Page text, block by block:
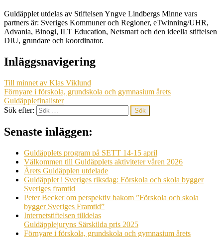
Guldäpplet utdelas av Stiftelsen Yngve Lindbergs Minne vars
partners är: Sveriges Kommuner och Regioner, eTwinning/UHR,
Advania, Binogi, ILT Education, Netsmart och den ideella stiftelsen
DIU, grundare och koordinator.
Inläggsnavigering
Till minnet av Klas Viklund
Förnyare i förskola, grundskola och gymnasium årets
Guldäpplefinalister
Sök efter:
Senaste inläggen:
Guldäpplets program på SETT 14-15 april
Välkommen till Guldäpplets aktiviteter våren 2026
Årets Guldäpplen utdelade
Guldäpplet i Sveriges riksdag: Förskola och skola bygger
Sveriges framtid
Peter Becker om perspektiv bakom ”Förskola och skola
bygger Sveriges Framtid”
Internetstiftelsen tilldelas
Guldäpplejuryns Särskilda pris 2025
Förnyare i förskola, grundskola och gymnasium årets